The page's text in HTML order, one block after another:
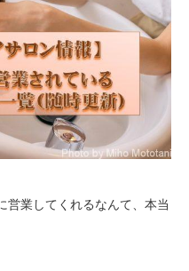
営業してくれるなんて、本当